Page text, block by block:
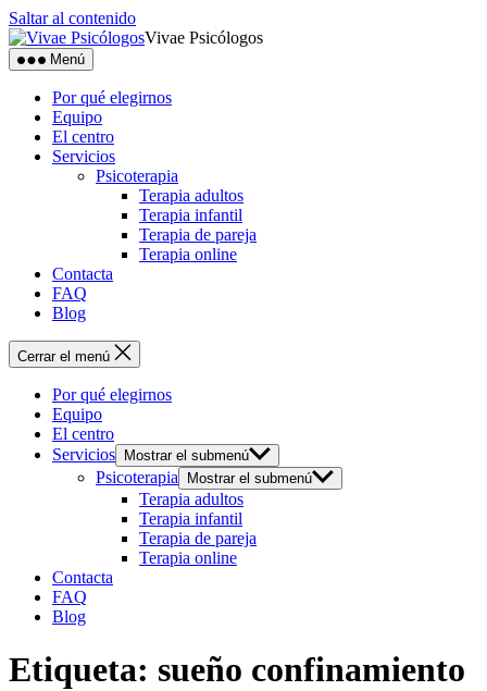
Saltar al contenido
Vivae Psicólogos
Menú
Por qué elegirnos
Equipo
El centro
Servicios
Psicoterapia
Terapia adultos
Terapia infantil
Terapia de pareja
Terapia online
Contacta
FAQ
Blog
Cerrar el menú
Por qué elegirnos
Equipo
El centro
Servicios
Mostrar el submenú
Psicoterapia Mostrar el submenú
Terapia adultos
Terapia infantil
Terapia de pareja
Terapia online
Contacta
FAQ
Blog
Etiqueta: sueño confinamiento